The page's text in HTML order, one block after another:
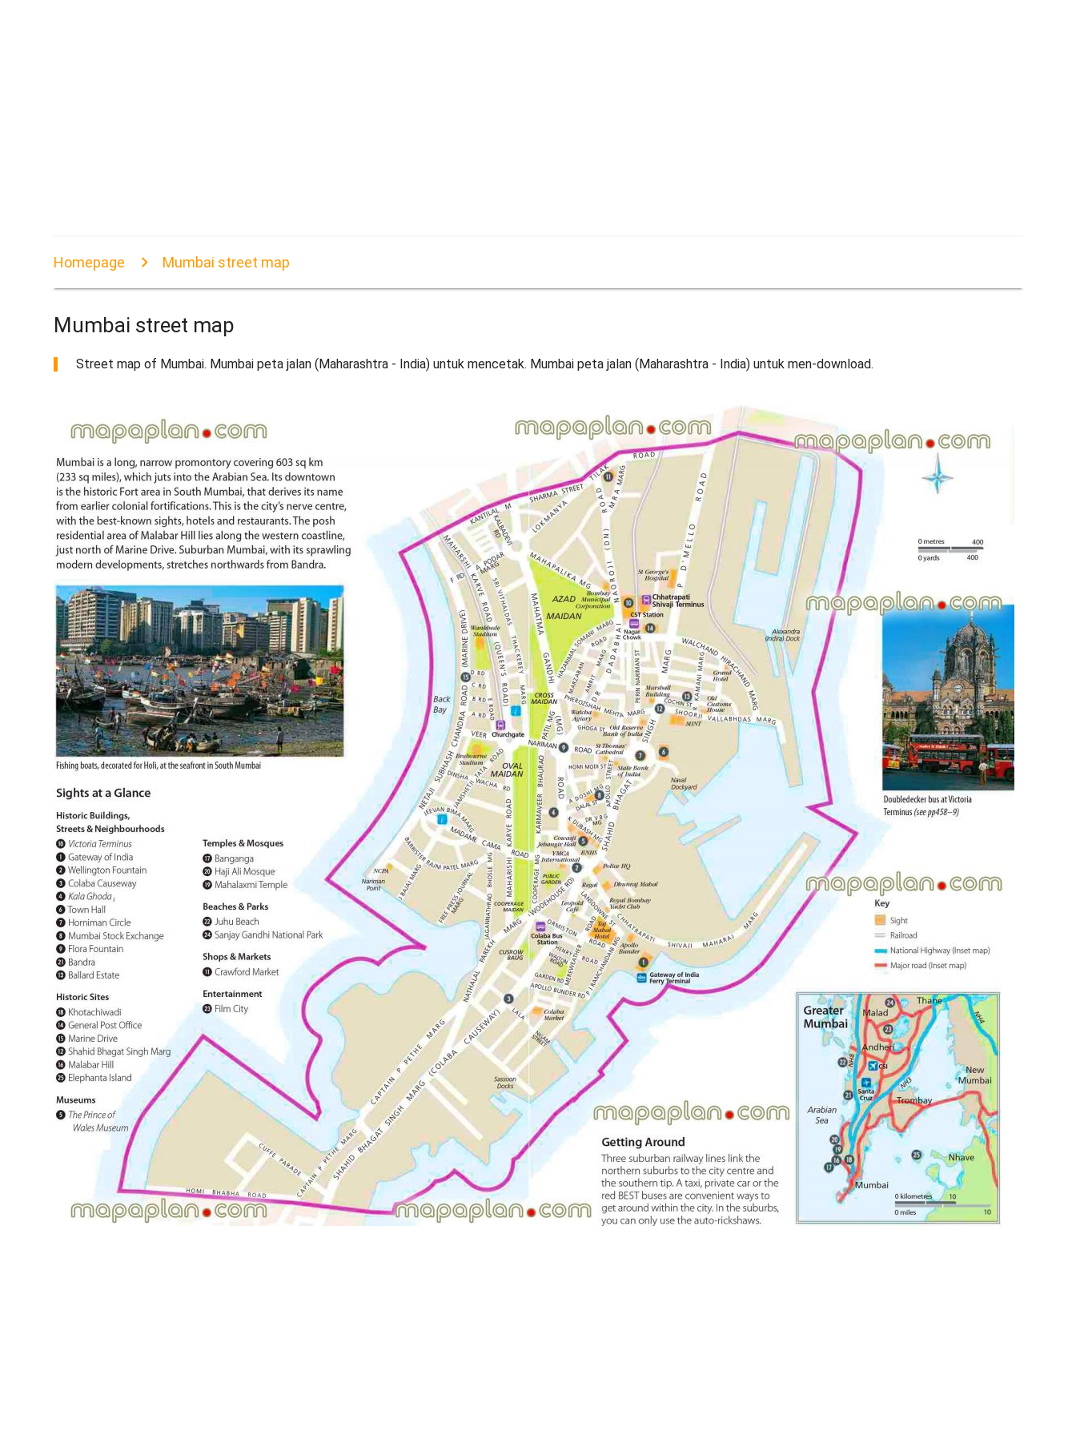
Homepage Mumbai street map
Mumbai street map
Street map of Mumbai. Mumbai peta jalan (Maharashtra - India) untuk mencetak. Mumbai peta jalan (Maharashtra - India) untuk men-download.